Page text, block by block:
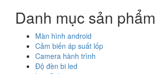
Danh mục sản phẩm
Màn hình android
Cảm biến áp suất lốp
Camera hành trình
Độ đèn bi led